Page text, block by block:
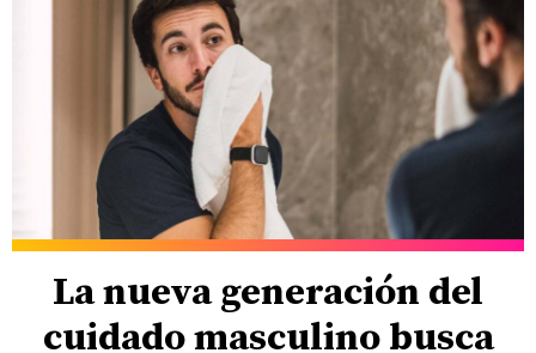
La nueva generación del
cuidado masculino busca